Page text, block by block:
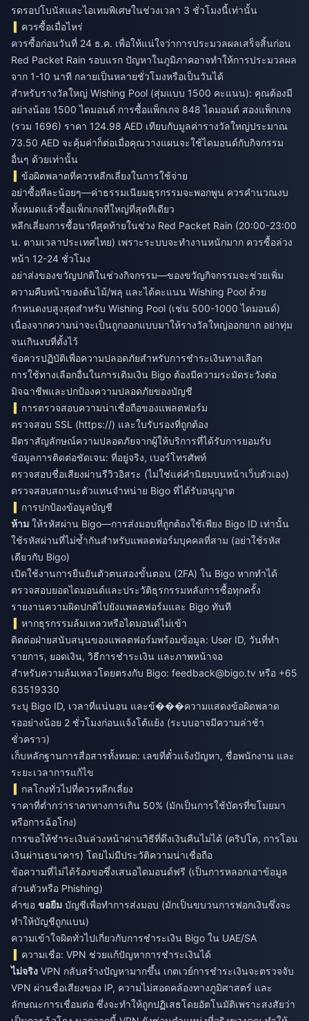
รดรอปโบนัสและไอเทมพิเศษในช่วงเวลา 3 ชั่วโมงนี้เท่านั้น
ควรซื้อเมื่อไหร่
ควรซื้อก่อนวันที่ 24 ธ.ค. เพื่อให้แน่ใจว่าการประมวลผลเสร็จสิ้นก่อน
Red Packet Rain รอบแรก ปัญหาในภูมิภาคอาจทำให้การประมวลผล
จาก 1-10 นาที กลายเป็นหลายชั่วโมงหรือเป็นวันได้
สำหรับรางวัลใหญ่ Wishing Pool (สุ่มแบบ 1500 คะแนน): คุณต้องมี
อย่างน้อย 1500 ไดมอนด์ การซื้อแพ็กเกจ 848 ไดมอนด์ สองแพ็กเกจ
(รวม 1696) ราคา 124.98 AED เทียบกับมูลค่ารางวัลใหญ่ประมาณ
73.50 AED จะคุ้มค่าก็ต่อเมื่อคุณวางแผนจะใช้ไดมอนด์กับกิจกรรม
อื่นๆ ด้วยเท่านั้น
ข้อผิดพลาดที่ควรหลีกเลี่ยงในการใช้จ่าย
อย่าซื้อทีละน้อยๆ—ค่าธรรมเนียมธุรกรรมจะพอกพูน ควรคำนวณงบ
ทั้งหมดแล้วซื้อแพ็กเกจที่ใหญ่ที่สุดทีเดียว
หลีกเลี่ยงการซื้อนาทีสุดท้ายในช่วง Red Packet Rain (20:00-23:00
น. ตามเวลาประเทศไทย) เพราะระบบจะทำงานหนักมาก ควรซื้อล่วง
หน้า 12-24 ชั่วโมง
อย่าส่งของขวัญปกติในช่วงกิจกรรม—ของขวัญกิจกรรมจะช่วยเพิ่ม
ความคืบหน้าของต้นไม้/พลุ และได้คะแนน Wishing Pool ด้วย
กำหนดงบสูงสุดสำหรับ Wishing Pool (เช่น 500-1000 ไดมอนด์)
เนื่องจากความน่าจะเป็นถูกออกแบบมาให้รางวัลใหญ่ออกยาก อย่าทุ่ม
จนเกินงบที่ตั้งไว้
ข้อควรปฏิบัติเพื่อความปลอดภัยสำหรับการชำระเงินทางเลือก
การใช้ทางเลือกอื่นในการเติมเงิน Bigo ต้องมีความระมัดระวังต่อ
มิจฉาชีพและปกป้องความปลอดภัยของบัญชี
การตรวจสอบความน่าเชื่อถือของแพลตฟอร์ม
ตรวจสอบ SSL (https://) และใบรับรองที่ถูกต้อง
มีตราสัญลักษณ์ความปลอดภัยจากผู้ให้บริการที่ได้รับการยอมรับ
ข้อมูลการติดต่อชัดเจน: ที่อยู่จริง, เบอร์โทรศัพท์
ตรวจสอบชื่อเสียงผ่านรีวิวอิสระ (ไม่ใช่แค่คำนิยมบนหน้าเว็บตัวเอง)
ตรวจสอบสถานะตัวแทนจำหน่าย Bigo ที่ได้รับอนุญาต
การปกป้องข้อมูลบัญชี
ห้าม ให้รหัสผ่าน Bigo—การส่งมอบที่ถูกต้องใช้เพียง Bigo ID เท่านั้น
ใช้รหัสผ่านที่ไม่ซ้ำกันสำหรับแพลตฟอร์มบุคคลที่สาม (อย่าใช้รหัส
เดียวกับ Bigo)
เปิดใช้งานการยืนยันตัวตนสองขั้นตอน (2FA) ใน Bigo หากทำได้
ตรวจสอบยอดไดมอนด์และประวัติธุรกรรมหลังการซื้อทุกครั้ง
รายงานความผิดปกติไปยังแพลตฟอร์มและ Bigo ทันที
หากธุรกรรมล้มเหลวหรือไดมอนด์ไม่เข้า
ติดต่อฝ่ายสนับสนุนของแพลตฟอร์มพร้อมข้อมูล: User ID, วันที่ทำ
รายการ, ยอดเงิน, วิธีการชำระเงิน และภาพหน้าจอ
สำหรับความล้มเหลวโดยตรงกับ Bigo: feedback@bigo.tv หรือ +65
63519330
ระบุ Bigo ID, เวลาที่แน่นอน และข้���ความแสดงข้อผิดพลาด
รออย่างน้อย 2 ชั่วโมงก่อนแจ้งโต้แย้ง (ระบบอาจมีความล่าช้า
ชั่วคราว)
เก็บหลักฐานการสื่อสารทั้งหมด: เลขที่ตั๋วแจ้งปัญหา, ชื่อพนักงาน และ
ระยะเวลาการแก้ไข
กลโกงทั่วไปที่ควรหลีกเลี่ยง
ราคาที่ต่ำกว่าราคาทางการเกิน 50% (มักเป็นการใช้บัตรที่ขโมยมา
หรือการฉ้อโกง)
การขอให้ชำระเงินล่วงหน้าผ่านวิธีที่ดึงเงินคืนไม่ได้ (คริปโต, การโอน
เงินผ่านธนาคาร) โดยไม่มีประวัติความน่าเชื่อถือ
ข้อความที่ไม่ได้ร้องขอซึ่งเสนอไดมอนด์ฟรี (เป็นการหลอกเอาข้อมูล
ส่วนตัวหรือ Phishing)
คำขอ ขอยืม บัญชีเพื่อทำการส่งมอบ (มักเป็นขบวนการฟอกเงินซึ่งจะ
ทำให้บัญชีถูกแบน)
ความเข้าใจผิดทั่วไปเกี่ยวกับการชำระเงิน Bigo ใน UAE/SA
ความเชื่อ: VPN ช่วยแก้ปัญหาการชำระเงินได้
ไม่จริง VPN กลับสร้างปัญหามากขึ้น เกตเวย์การชำระเงินจะตรวจจับ
VPN ผ่านชื่อเสียงของ IP, ความไม่สอดคล้องทางภูมิศาสตร์ และ
ลักษณะการเชื่อมต่อ ซึ่งจะทำให้ถูกปฏิเสธโดยอัตโนมัติเพราะสงสัยว่า